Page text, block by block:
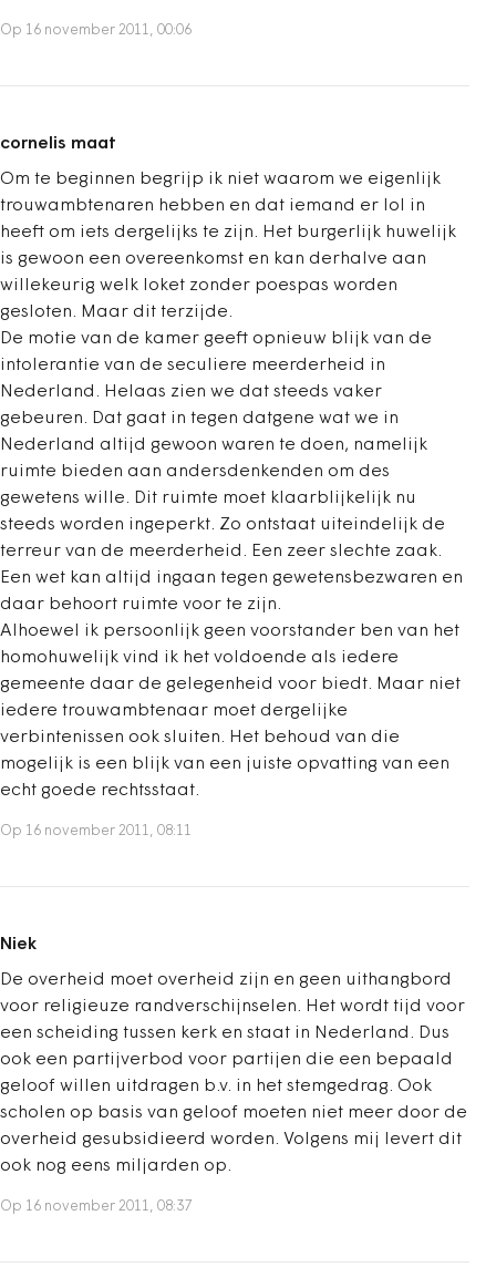
Op 16 november 2011, 00:06
cornelis maat
Om te beginnen begrijp ik niet waarom we eigenlijk
trouwambtenaren hebben en dat iemand er lol in
heeft om iets dergelijks te zijn. Het burgerlijk huwelijk
is gewoon een overeenkomst en kan derhalve aan
willekeurig welk loket zonder poespas worden
gesloten. Maar dit terzijde.
De motie van de kamer geeft opnieuw blijk van de
intolerantie van de seculiere meerderheid in
Nederland. Helaas zien we dat steeds vaker
gebeuren. Dat gaat in tegen datgene wat we in
Nederland altijd gewoon waren te doen, namelijk
ruimte bieden aan andersdenkenden om des
gewetens wille. Dit ruimte moet klaarblijkelijk nu
steeds worden ingeperkt. Zo ontstaat uiteindelijk de
terreur van de meerderheid. Een zeer slechte zaak.
Een wet kan altijd ingaan tegen gewetensbezwaren en
daar behoort ruimte voor te zijn.
Alhoewel ik persoonlijk geen voorstander ben van het
homohuwelijk vind ik het voldoende als iedere
gemeente daar de gelegenheid voor biedt. Maar niet
iedere trouwambtenaar moet dergelijke
verbintenissen ook sluiten. Het behoud van die
mogelijk is een blijk van een juiste opvatting van een
echt goede rechtsstaat.
Op 16 november 2011, 08:11
Niek
De overheid moet overheid zijn en geen uithangbord
voor religieuze randverschijnselen. Het wordt tijd voor
een scheiding tussen kerk en staat in Nederland. Dus
ook een partijverbod voor partijen die een bepaald
geloof willen uitdragen b.v. in het stemgedrag. Ook
scholen op basis van geloof moeten niet meer door de
overheid gesubsidieerd worden. Volgens mij levert dit
ook nog eens miljarden op.
Op 16 november 2011, 08:37